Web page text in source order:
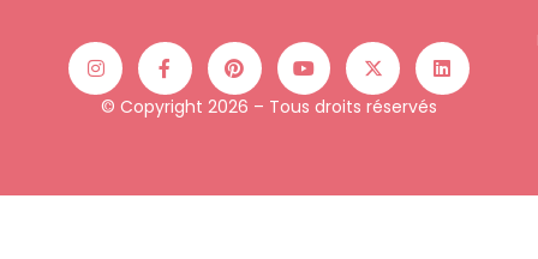
© Copyright 2026 – Tous droits réservés